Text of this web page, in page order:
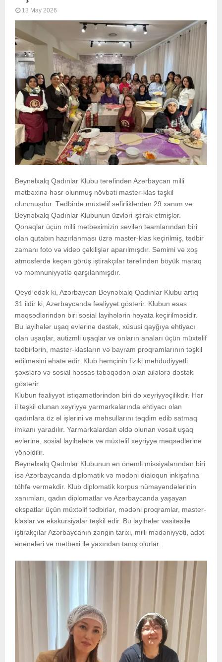
13 May 2026
Beynəlxalq Qadınlar Klubu tərəfindən Azərbaycan milli
mətbəxinə həsr olunmuş növbəti master-klas təşkil
olunmuşdur. Tədbirdə müxtəlif səfirliklərdən 29 xanım və
Beynəlxalq Qadınlar Klubunun üzvləri iştirak etmişlər.
Qonaqlar üçün milli mətbəximizin sevilən təamlarından biri
olan qutabın hazırlanması üzrə master-klas keçirilmiş, tədbir
zamanı foto və video çəkilişlər aparılmışdır. Səmimi və xoş
atmosferdə keçən görüş iştirakçılar tərəfindən böyük maraq
və məmnuniyyətlə qarşılanmışdır.
Qeyd edək ki, Azərbaycan Beynəlxalq Qadınlar Klubu artıq
31 ildir ki, Azərbaycanda fəaliyyət göstərir. Klubun əsas
məqsədlərindən biri sosial layihələrin həyata keçirilməsidir.
Bu layihələr uşaq evlərinə dəstək, xüsusi qayğıya ehtiyacı
olan uşaqlar, autizmli uşaqlar və onların anaları üçün müxtəlif
tədbirlərin, master-klasların və bayram proqramlarının təşkil
edilməsini əhatə edir. Klub həmçinin fiziki məhdudiyyətli
şəxslərə və sosial həssas təbəqədən olan ailələrə dəstək
göstərir.
Klubun fəaliyyət istiqamətlərindən biri də xeyriyyəçilikdir. Hər
il təşkil olunan xeyriyyə yarmarkalarında ehtiyacı olan
qadınlara öz əl işlərini və məhsullarını təqdim edib satmaq
imkanı yaradılır. Yarmarkalardan əldə olunan vəsait uşaq
evlərinə, sosial layihələrə və müxtəlif xeyriyyə məqsədlərinə
yönəldilir.
Beynəlxalq Qadınlar Klubunun ən önəmli missiyalarından biri
isə Azərbaycanda diplomatik və mədəni dialoqun inkişafına
töhfə verməkdir. Klub diplomatik korpus nümayəndələrinin
xanımları, qadın diplomatlar və Azərbaycanda yaşayan
ekspatlar üçün müxtəlif tədbirlər, mədəni proqramlar, master-
klaslar və ekskursiyalar təşkil edir. Bu layihələr vasitəsilə
iştirakçılar Azərbaycanın zəngin tarixi, milli mədəniyyəti, adət-
ənənələri və mətbəxi ilə yaxından tanış olurlar.